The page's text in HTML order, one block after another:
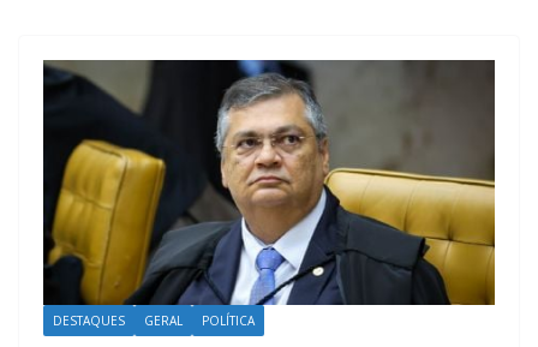
DESTAQUES GERAL POLÍTICA